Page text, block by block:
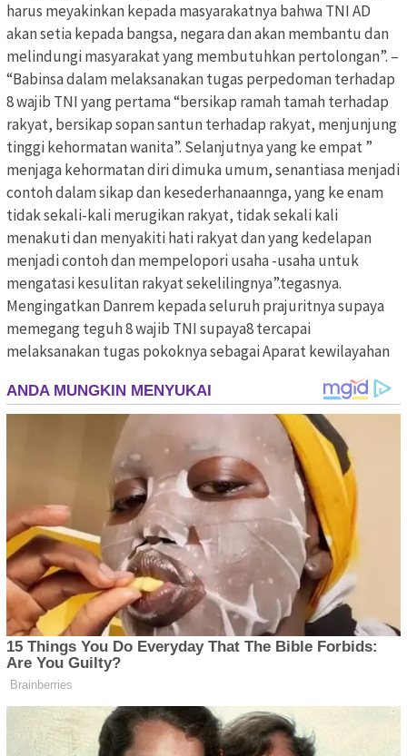
harus meyakinkan kepada masyarakatnya bahwa TNI AD
akan setia kepada bangsa, negara dan akan membantu dan
melindungi masyarakat yang membutuhkan pertolongan”. –
“Babinsa dalam melaksanakan tugas perpedoman terhadap
8 wajib TNI yang pertama “bersikap ramah tamah terhadap
rakyat, bersikap sopan santun terhadap rakyat, menjunjung
tinggi kehormatan wanita”. Selanjutnya yang ke empat ”
menjaga kehormatan diri dimuka umum, senantiasa menjadi
contoh dalam sikap dan kesederhanaannga, yang ke enam
tidak sekali-kali merugikan rakyat, tidak sekali kali
menakuti dan menyakiti hati rakyat dan yang kedelapan
menjadi contoh dan mempelopori usaha -usaha untuk
mengatasi kesulitan rakyat sekelilingnya”.tegasnya.
Mengingatkan Danrem kepada seluruh prajuritnya supaya
memegang teguh 8 wajib TNI supaya8 tercapai
melaksanakan tugas pokoknya sebagai Aparat kewilayahan